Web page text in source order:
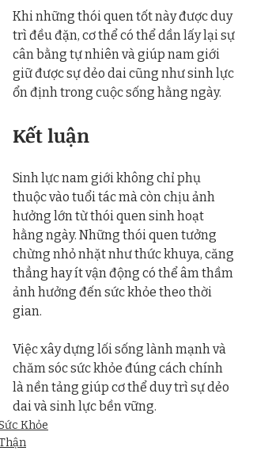
Khi những thói quen tốt này được duy
trì đều đặn, cơ thể có thể dần lấy lại sự
cân bằng tự nhiên và giúp nam giới
giữ được sự dẻo dai cũng như sinh lực
ổn định trong cuộc sống hằng ngày.
Kết luận
Sinh lực nam giới không chỉ phụ
thuộc vào tuổi tác mà còn chịu ảnh
hưởng lớn từ thói quen sinh hoạt
hằng ngày. Những thói quen tưởng
chừng nhỏ nhặt như thức khuya, căng
thẳng hay ít vận động có thể âm thầm
ảnh hưởng đến sức khỏe theo thời
gian.
Việc xây dựng lối sống lành mạnh và
chăm sóc sức khỏe đúng cách chính
là nền tảng giúp cơ thể duy trì sự dẻo
dai và sinh lực bền vững.
Khỏe